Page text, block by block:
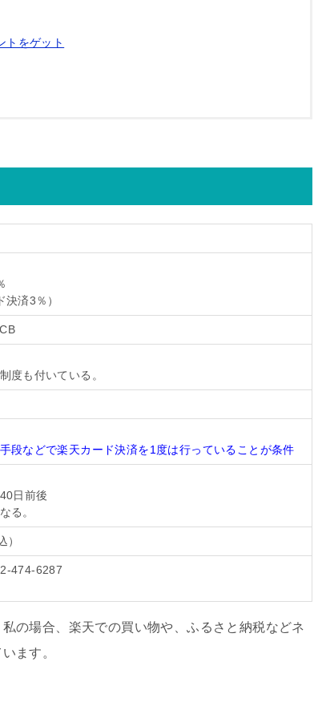
トをゲット
決済3％）
度も付いている。
段などで楽天カード決済を1度は行っていることが条件
40日前後
る。
）
474-6287
の場合、楽天での買い物や、ふるさと納税などネ
ます。